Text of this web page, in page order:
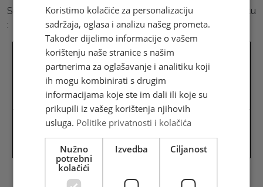
Sukladno tome definirani su rokovi dostave za Brzu Poštu
:
Prijam u HP
Mostar
Brza pošta na
dostavi HP
Mostar
Brza pošta
na dostavi
BH Pošta
na dostavi
05.01.2024.
(petak)
08.01.2024.
(ponedjeljak)
06.01.2024.
(subota) (srijeda)
Koristimo kolačiće za personalizaciju
sadržaja, oglasa i analizu našeg prometa.
Također dijelimo informacije o vašem
korištenju naše stranice s našim
partnerima za oglašavanje i analitiku koji
ih mogu kombinirati s drugim
informacijama koje ste im dali ili koje su
prikupili iz vašeg korištenja njihovih
usluga. Politike privatnosti i kolačića
Nužno
potrebni
kolačići
Izvedba Ciljanost